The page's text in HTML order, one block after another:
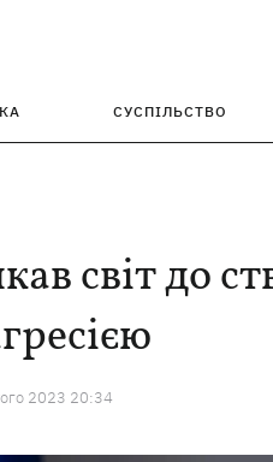
СУСПІЛЬСТВО
світ до
2023 20:34